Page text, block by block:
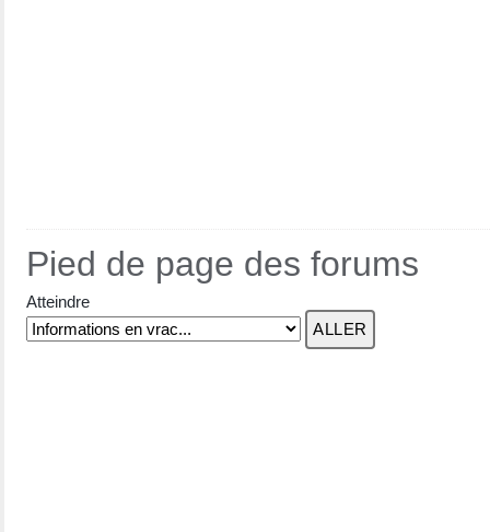
Pied de page des forums
Atteindre